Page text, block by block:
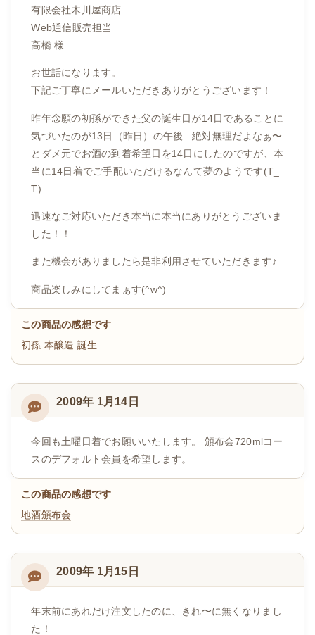
有限会社木川屋商店
Web通信販売担当
高橋 様
お世話になります。
下記ご丁寧にメールいただきありがとうございます！
昨年念願の初孫ができた父の誕生日が14日であることに
気づいたのが13日（昨日）の午後...絶対無理だよなぁ〜
とダメ元でお酒の到着希望日を14日にしたのですが、本
当に14日着でご手配いただけるなんて夢のようです(T_
T)
迅速なご対応いただき本当に本当にありがとうございま
した！！
また機会がありましたら是非利用させていただきます♪
商品楽しみにしてまぁす(^w^)
この商品の感想です
初孫 本醸造 誕生
2009年 1月14日
今回も土曜日着でお願いいたします。 頒布会720mlコー
スのデフォルト会員を希望します。
この商品の感想です
地酒頒布会
2009年 1月15日
年末前にあれだけ注文したのに、きれ〜に無くなりまし
た！